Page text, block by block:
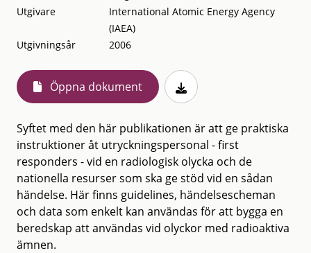
Utgivare
International Atomic Energy Agency
(IAEA)
Utgivningsår
2006
Öppna dokument
Syftet med den här publikationen är att ge praktiska
instruktioner åt utryckningspersonal - first
responders - vid en radiologisk olycka och de
nationella resurser som ska ge stöd vid en sådan
händelse. Här finns guidelines, händelsescheman
och data som enkelt kan användas för att bygga en
beredskap att användas vid olyckor med radioaktiva
ämnen.